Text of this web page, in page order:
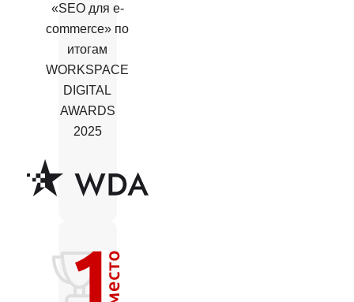
«SEO для e-
commerce» по
итогам
WORKSPACE
DIGITAL
AWARDS
2025